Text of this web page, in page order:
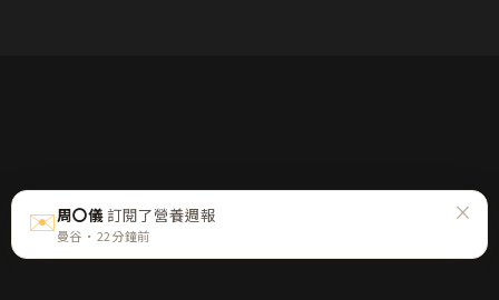
✉️周〇儀訂閱了營養週報
曼谷 · 22 分鐘前
×